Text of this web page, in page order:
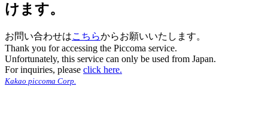
けます。
お問い合わせはこちらからお願いいたします。
Thank you for accessing the Piccoma service.
Unfortunately, this service can only be used from Japan.
For inquiries, please click here.
Kakao piccoma Corp.